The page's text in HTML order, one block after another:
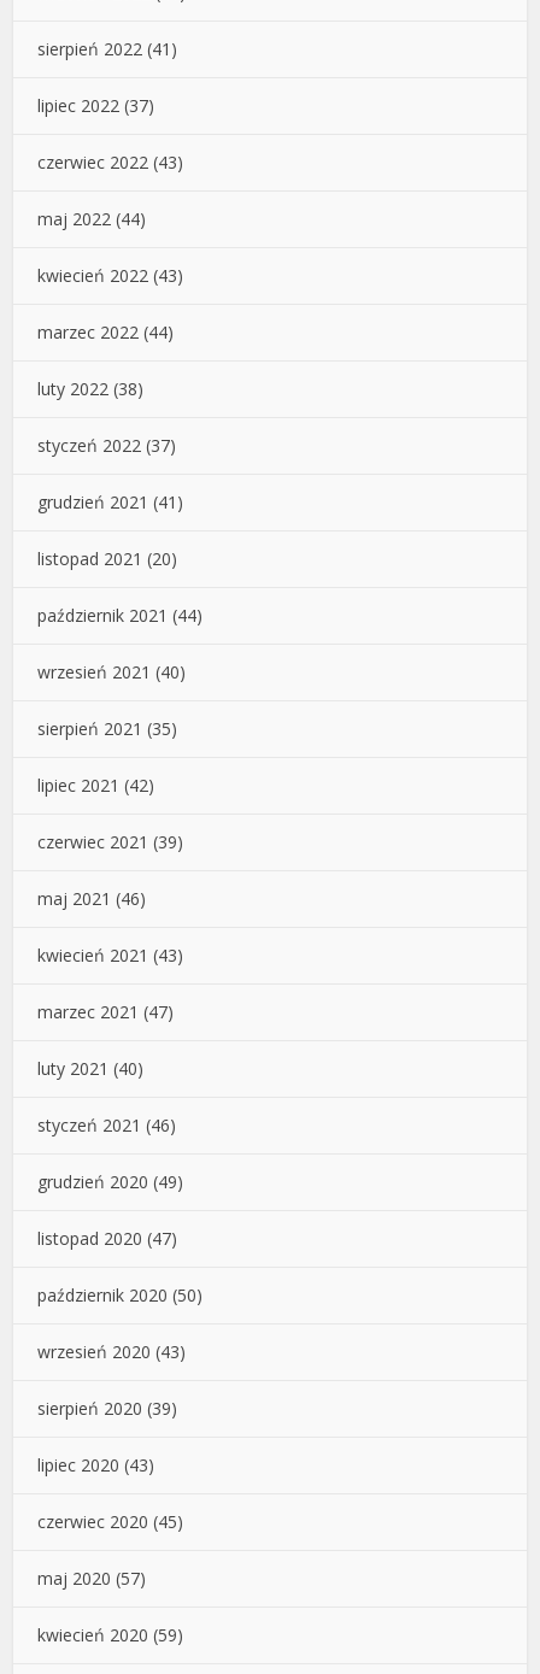
sierpień 2022 (41)
lipiec 2022 (37)
czerwiec 2022 (43)
maj 2022 (44)
kwiecień 2022 (43)
marzec 2022 (44)
luty 2022 (38)
styczeń 2022 (37)
grudzień 2021 (41)
listopad 2021 (20)
październik 2021 (44)
wrzesień 2021 (40)
sierpień 2021 (35)
lipiec 2021 (42)
czerwiec 2021 (39)
maj 2021 (46)
kwiecień 2021 (43)
marzec 2021 (47)
luty 2021 (40)
styczeń 2021 (46)
grudzień 2020 (49)
listopad 2020 (47)
październik 2020 (50)
wrzesień 2020 (43)
sierpień 2020 (39)
lipiec 2020 (43)
czerwiec 2020 (45)
maj 2020 (57)
kwiecień 2020 (59)